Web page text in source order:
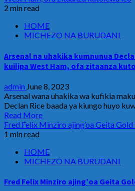
2 min read
HOME
MICHEZO NA BURUDANI
Arsenal na uhakika kumnunua
kuilipa West Ham, ofa zitaanza
admin June 8, 2023
Arsenal wana uhakika wa kufikia
Declan Rice baada ya kiungo huyo
Read More
Fred Felix Minziro ajing’oa Geita Gold
1 min read
HOME
MICHEZO NA BURUDANI
Fred Felix Minziro ajing’oa Geita